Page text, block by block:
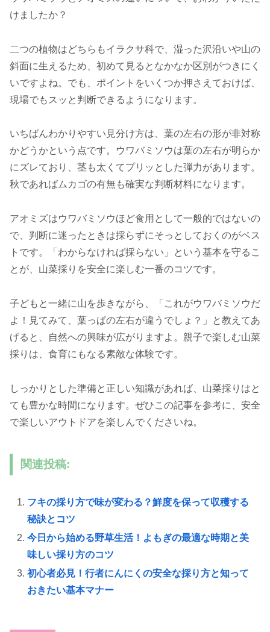
けましたか？
二つの植物はどちらもイラクサ科で、湿った沢沿いや山の
斜面に生えるため、初めて見るとなかなか区別がつきにく
いですよね。でも、ポイントをいくつか押さえておけば、
現場でもスッと判断できるようになります。
いちばんわかりやすい見分け方は、葉の左右の形が非対称
かどうかという点です。ウワバミソウは葉の左右が明らか
にズレており、茎も太くてプリッとした弾力があります。
秋であればムカゴの有無も確実な判断材料になります。
アオミズはウワバミソウほど食用として一般的ではないの
で、判断に迷ったときは採らずにそっとしておくのがベス
トです。「わからなければ採らない」という基本を守るこ
とが、山菜採りを安全に楽しむ一番のコツです。
子どもと一緒に山を歩きながら、「これがウワバミソウだ
よ！見てみて、葉っぱの左右が違うでしょ？」と教えてあ
げると、自然への興味が広がりますよ。親子で楽しむ山菜
採りは、食育にもなる素敵な体験です。
しっかりとした準備と正しい知識があれば、山菜採りはと
ても豊かな時間になります。ぜひこの記事を参考に、安全
で楽しいアウトドアを楽しんでくださいね。
関連投稿:
フキの採り方で味が変わる？鮮度を保って収穫する
秘訣とコツ
今日から始める野草生活！よもぎの最適な時期と美
味しい採り方のコツ
初心者必見！行者にんにくの安全な採り方と知って
おきたい基本マナー